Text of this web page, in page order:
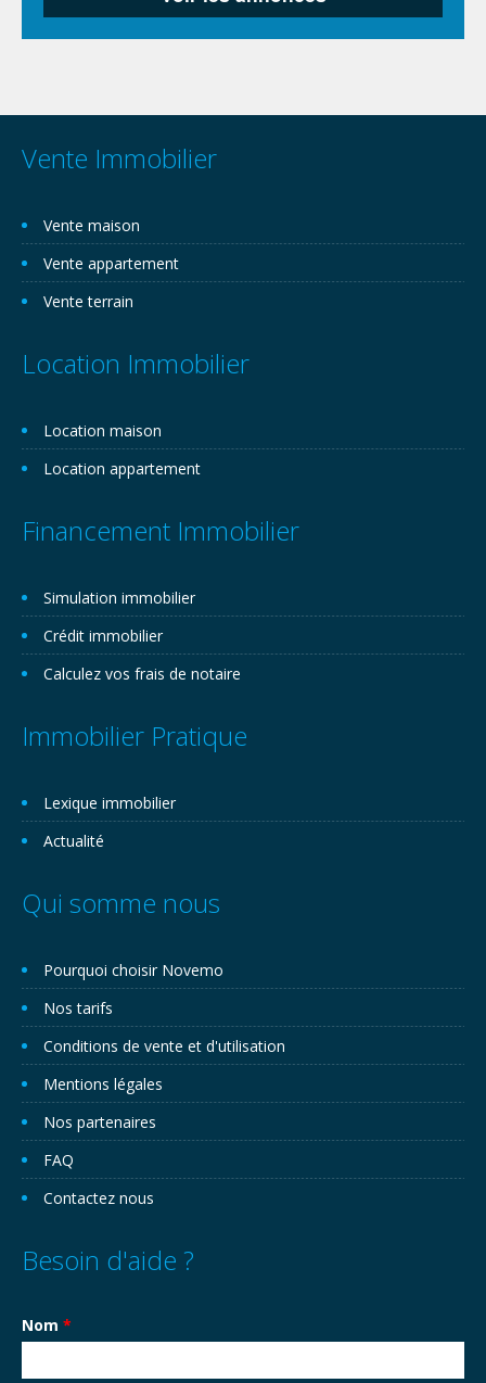
Vente Immobilier
Vente maison
Vente appartement
Vente terrain
Location Immobilier
Location maison
Location appartement
Financement Immobilier
Simulation immobilier
Crédit immobilier
Calculez vos frais de notaire
Immobilier Pratique
Lexique immobilier
Actualité
Qui somme nous
Pourquoi choisir Novemo
Nos tarifs
Conditions de vente et d'utilisation
Mentions légales
Nos partenaires
FAQ
Contactez nous
Besoin d'aide ?
Nom *